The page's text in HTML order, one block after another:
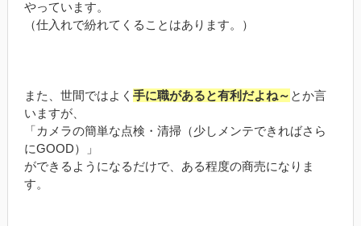
やっています。
（仕入れで紛れてくることはあります。）
また、世間ではよく 手に職があると有利だよね～ とか言
いますが、
「カメラの簡単な点検・清掃（少しメンテできればさら
にGOOD）」
ができるようになるだけで、ある程度の商売になりま
す。